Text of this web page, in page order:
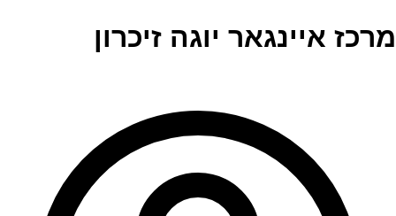
מרכז איינגאר יוגה זיכרון